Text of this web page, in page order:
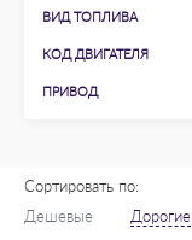
ВИД ТОПЛИВА
КОД ДВИГАТЕЛЯ
ПРИВОД
Сортировать по:
Дешевые
Дорогие